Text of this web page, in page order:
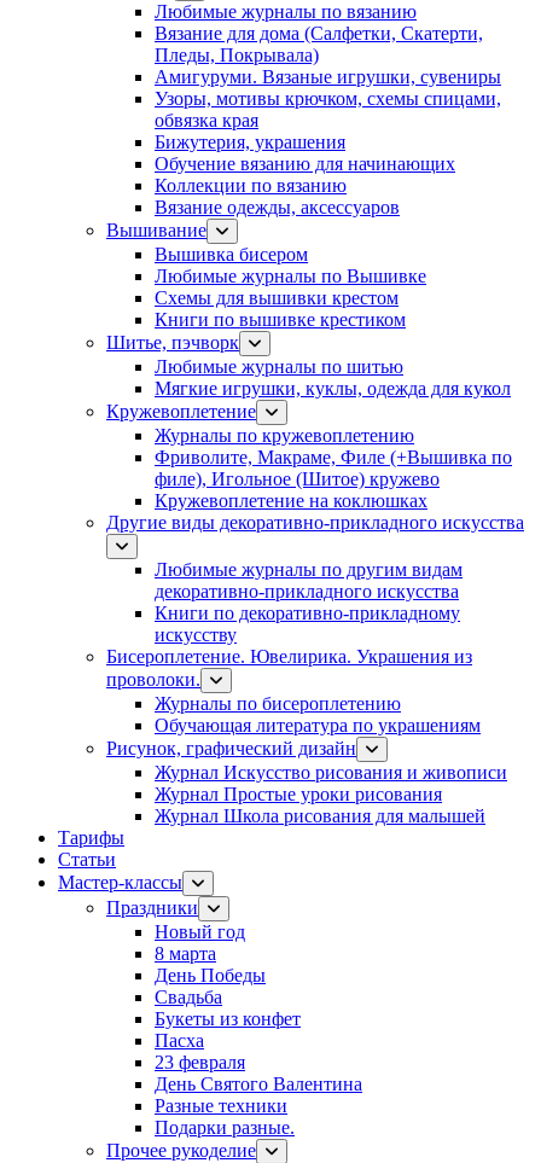
Любимые журналы по вязанию
Вязание для дома (Салфетки, Скатерти,
Пледы, Покрывала)
Амигуруми. Вязаные игрушки, сувениры
Узоры, мотивы крючком, схемы спицами,
обвязка края
Бижутерия, украшения
Обучение вязанию для начинающих
Коллекции по вязанию
Вязание одежды, аксессуаров
Вышивание
Вышивка бисером
Любимые журналы по Вышивке
Схемы для вышивки крестом
Книги по вышивке крестиком
Шитье, пэчворк
Любимые журналы по шитью
Мягкие игрушки, куклы, одежда для кукол
Кружевоплетение
Журналы по кружевоплетению
Фриволите, Макраме, Филе (+Вышивка по
филе), Игольное (Шитое) кружево
Кружевоплетение на коклюшках
Другие виды декоративно-прикладного искусства
Любимые журналы по другим видам
декоративно-прикладного искусства
Книги по декоративно-прикладному
искусству
Бисероплетение. Ювелирика. Украшения из
проволоки.
Журналы по бисероплетению
Обучающая литература по украшениям
Рисунок, графический дизайн
Журнал Искусство рисования и живописи
Журнал Простые уроки рисования
Журнал Школа рисования для малышей
Тарифы
Статьи
Мастер-классы
Праздники
Новый год
8 марта
День Победы
Свадьба
Букеты из конфет
Пасха
23 февраля
День Святого Валентина
Разные техники
Подарки разные.
Прочее рукоделие